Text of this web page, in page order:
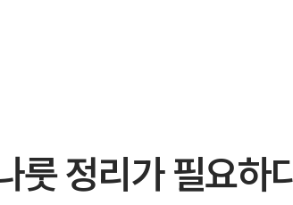
룻 정리가 필요하